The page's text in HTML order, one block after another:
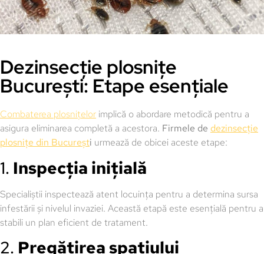
Dezinsecție plosnițe
București: Etape esențiale
Combaterea plosnițelor implică o abordare metodică pentru a
asigura eliminarea completă a acestora. Firmele de dezinsecție
plosnițe din București urmează de obicei aceste etape:
1. Inspecția inițială
Specialiștii inspectează atent locuința pentru a determina sursa
infestării și nivelul invaziei. Această etapă este esențială pentru a
stabili un plan eficient de tratament.
2. Pregătirea spațiului